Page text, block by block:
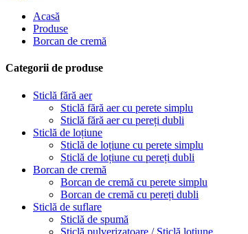
Acasă
Produse
Borcan de cremă
Categorii de produse
Sticlă fără aer
Sticlă fără aer cu perete simplu
Sticlă fără aer cu pereți dubli
Sticlă de loțiune
Sticlă de loțiune cu perete simplu
Sticlă de loțiune cu pereți dubli
Borcan de cremă
Borcan de cremă cu perete simplu
Borcan de cremă cu pereți dubli
Sticlă de suflare
Sticlă de spumă
Sticlă pulverizatoare / Sticlă loțiune